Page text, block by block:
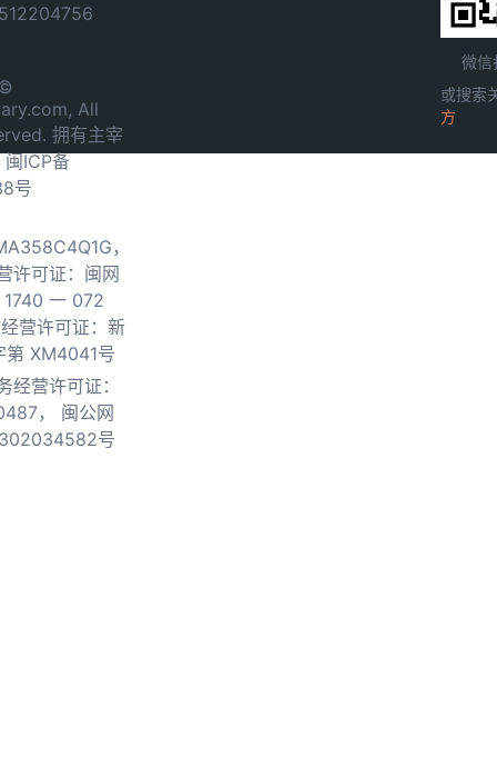
All
拥有主宰
闽ICP备
号
，
许可证：闽网
一 072
营许可证：新
第 XM4041号
经营许可证：
，
闽公网
号
微信
或搜索
方